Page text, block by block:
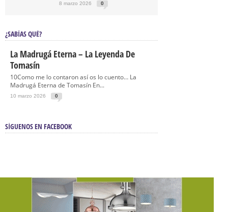
8 marzo 2026 0
¿SABÍAS QUÉ?
La Madrugá Eterna – La Leyenda De
Tomasín
10Como me lo contaron así os lo cuento… La
Madrugá Eterna de Tomasín En...
10 marzo 2026 0
SÍGUENOS EN FACEBOOK